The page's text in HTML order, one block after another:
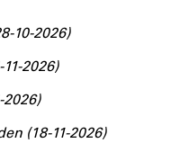
10-2026)
2026)
2026)
(18-11-2026)